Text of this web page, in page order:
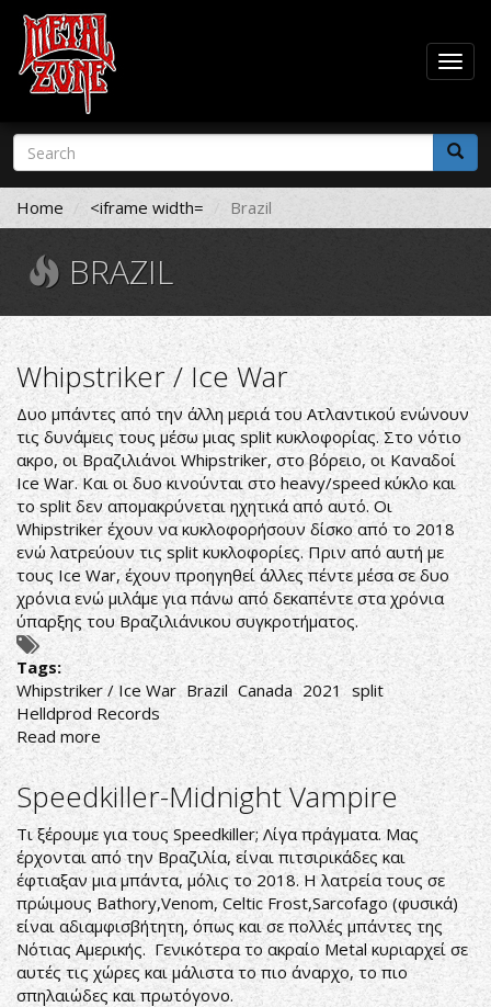
Skip
main
content
Search
form
Search
Home <iframe width= Brazil
BRAZIL
Whipstriker / Ice War
Δυο μπάντες από την άλλη μεριά του Ατλαντικού ενώνουν
τις δυνάμεις τους μέσω μιας split κυκλοφορίας. Στο νότιο
ακρο, οι Βραζιλιάνοι Whipstriker, στο βόρειο, οι Καναδοί
Ice War. Και οι δυο κινούνται στο heavy/speed κύκλο και
το split δεν απομακρύνεται ηχητικά από αυτό. Οι
Whipstriker έχουν να κυκλοφορήσουν δίσκο από το 2018
ενώ λατρεύουν τις split κυκλοφορίες. Πριν από αυτή με
τους Ice War, έχουν προηγηθεί άλλες πέντε μέσα σε δυο
χρόνια ενώ μιλάμε για πάνω από δεκαπέντε στα χρόνια
ύπαρξης του Βραζιλιάνικου συγκροτήματος.
Tags:
Whipstriker / Ice War Brazil Canada 2021
split
Helldprod Records
Read more about
Whipstriker
/
Ice
War
Speedkiller-Midnight Vampire
Τι ξέρουμε για τους Speedkiller; Λίγα πράγματα. Μας
έρχονται από την Βραζιλία, είναι πιτσιρικάδες και
έφτιαξαν μια μπάντα, μόλις το 2018. Η λατρεία τους σε
πρώιμους Bathory,Venom, Celtic Frost,Sarcofago (φυσικά)
είναι αδιαμφισβήτητη, όπως και σε πολλές μπάντες της
Νότιας Αμερικής. Γενικότερα το ακραίο Metal κυριαρχεί σε
αυτές τις χώρες και μάλιστα το πιο άναρχο, το πιο
σπηλαιώδες και πρωτόγονο.